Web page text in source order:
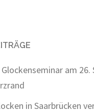
am 26.
in Saarbrücken